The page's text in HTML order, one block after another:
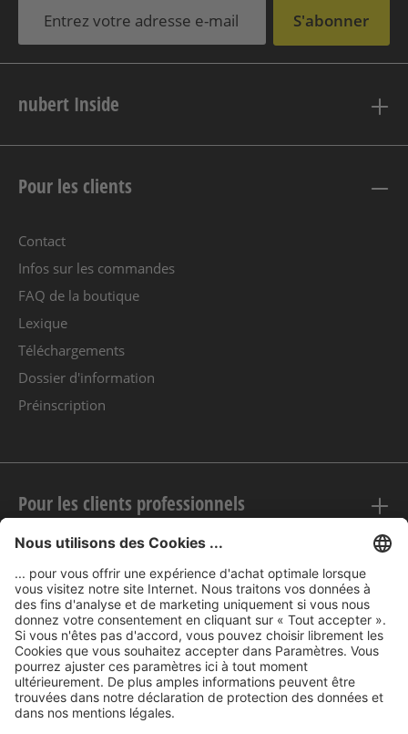
S'abonner
nubert Inside
Pour les clients
Contact
Infos sur les commandes
FAQ de la boutique
Lexique
Téléchargements
Dossier d'information
Préinscription
Pour les clients professionnels
Mentions légales
nubert sur le web